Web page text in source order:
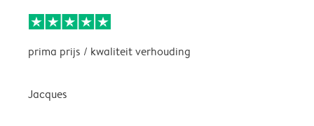
prima prijs / kwaliteit verhouding
Jacques